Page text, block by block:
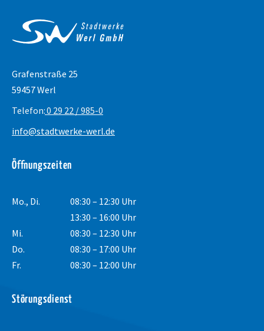
Service & Kontakt
Grafenstraße 25
59457 Werl
Telefon:0 29 22 / 985-0
info@stadtwerke-werl.de
Öffnungszeiten
Mo., Di.
08:30 – 12:30 Uhr
13:30 – 16:00 Uhr
Mi.
08:30 – 12:30 Uhr
Do.
08:30 – 17:00 Uhr
Fr.
08:30 – 12:00 Uhr
Störungsdienst